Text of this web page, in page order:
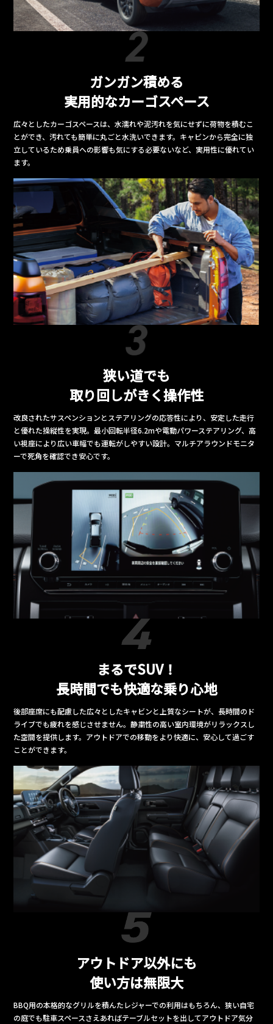
ガンガン積める
実用的なカーゴスペース
広々としたカーゴスペースは、水濡れや泥汚れを気にせずに荷物を積むこ
とができ、汚れても簡単に丸ごと水洗いできます。キャビンから完全に独
立しているため乗員への影響も気にする必要ないなど、実用性に優れてい
ます。
狭い道でも
取り回しがきく操作性
改良されたサスペンションとステアリングの応答性により、安定した走行
と優れた操縦性を実現。最小回転半径6.2mや電動パワーステアリング、高
い視座により広い車幅でも運転がしやすい設計。マルチアラウンドモニタ
ーで死角を確認でき安心です。
まるでSUV！
長時間でも快適な乗り心地
後部座席にも配慮した広々としたキャビンと上質なシートが、長時間のド
ライブでも疲れを感じさせません。静粛性の高い室内環境がリラックスし
た空間を提供します。アウトドアでの移動をより快適に、安心して過ごす
ことができます。
アウトドア以外にも
使い方は無限大
BBQ用の本格的なグリルを積んたレジャーでの利用はもちろん、狭い自宅
の庭でも駐車スペースさえあればテーブルセットを出してアウトドア気分